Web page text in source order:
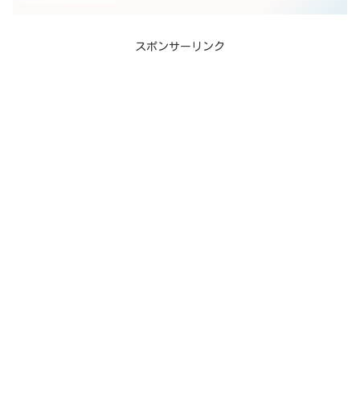
スポンサーリンク